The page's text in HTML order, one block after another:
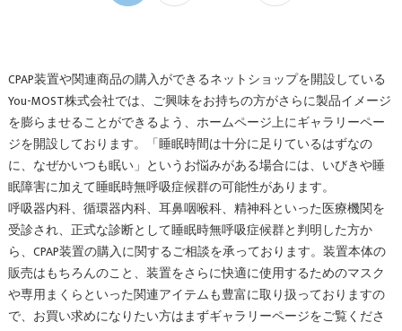
CPAP装置や関連商品の購入ができるネットショップを開設している
You-MOST株式会社では、ご興味をお持ちの方がさらに製品イメージ
を膨らませることができるよう、ホームページ上にギャラリーペー
ジを開設しております。「睡眠時間は十分に足りているはずなの
に、なぜかいつも眠い」というお悩みがある場合には、いびきや睡
眠障害に加えて睡眠時無呼吸症候群の可能性があります。
呼吸器内科、循環器内科、耳鼻咽喉科、精神科といった医療機関を
受診され、正式な診断として睡眠時無呼吸症候群と判明した方か
ら、CPAP装置の購入に関するご相談を承っております。装置本体の
販売はもちろんのこと、装置をさらに快適に使用するためのマスク
や専用まくらといった関連アイテムも豊富に取り扱っておりますの
で、お買い求めになりたい方はまずギャラリーページをご覧くださ